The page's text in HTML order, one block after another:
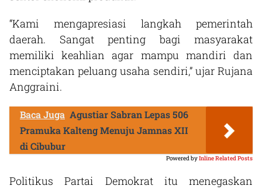
“Kami mengapresiasi langkah pemerintah
daerah. Sangat penting bagi masyarakat
memiliki keahlian agar mampu mandiri dan
menciptakan peluang usaha sendiri,” ujar Rujana
Anggraini.
Baca Juga Agustiar Sabran Lepas 506
Pramuka Kalteng Menuju Jamnas XII
di Cibubur
Powered byInline Related Posts
Politikus Partai Demokrat itu menegaskan